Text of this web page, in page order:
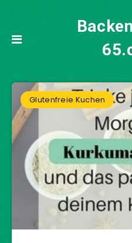
Glutenfreie Kuchen